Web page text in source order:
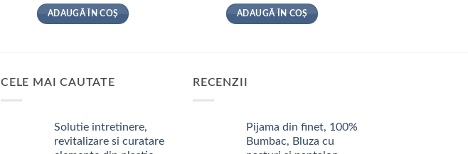
a
fost:
este:
32 lei.
ADAUGĂ ÎN COȘ
a
fost:
este:
80 lei.
ADAUGĂ ÎN COȘ
CELE MAI CAUTATE
Solutie intretinere,
revitalizare si curatare
RECENZII
Pijama din finet, 100%
Bumbac, Bluza cu